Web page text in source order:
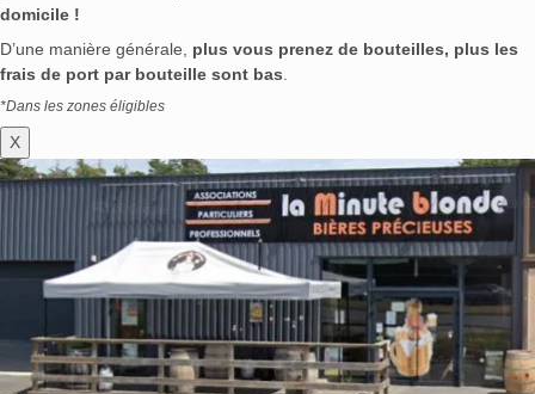
domicile !
D’une manière générale, plus vous prenez de bouteilles, plus les
frais de port par bouteille sont bas
*Dans les zones éligibles
X